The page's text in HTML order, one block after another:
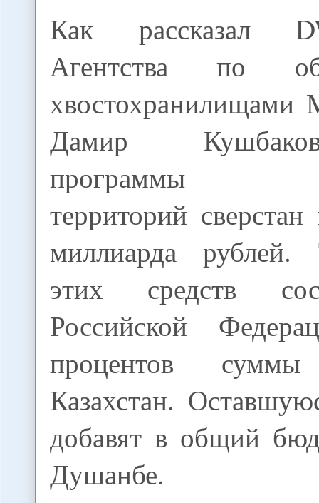
Как рассказал
Агентства по
Дамир
программы
территорий
миллиарда рублей.
этих средств
Российской
процентов суммы
Казахстан.
добавят в общий
Душанбе.